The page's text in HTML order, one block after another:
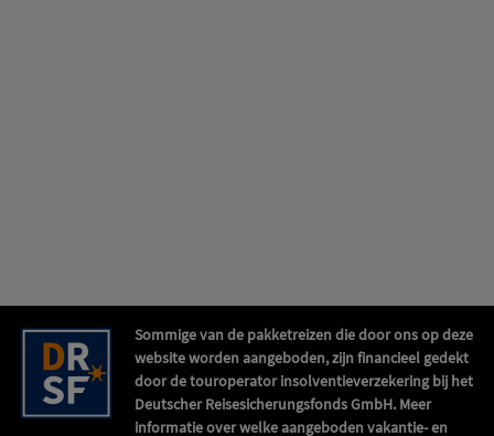
Sommige van de pakketreizen die door ons op deze
website worden aangeboden, zijn financieel gedekt
door de touroperator insolventieverzekering bij het
Deutscher Reisesicherungsfonds GmbH. Meer
informatie over welke aangeboden vakantie- en